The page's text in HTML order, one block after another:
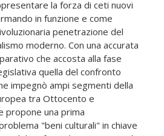
la forza di ceti nuovi
in funzione e come
penetrazione del
moderno. Con una accurata
che accosta alla fase
quella del confronto
impegnò ampi segmenti della
tra Ottocento e
propone una prima
"beni culturali" in chiave